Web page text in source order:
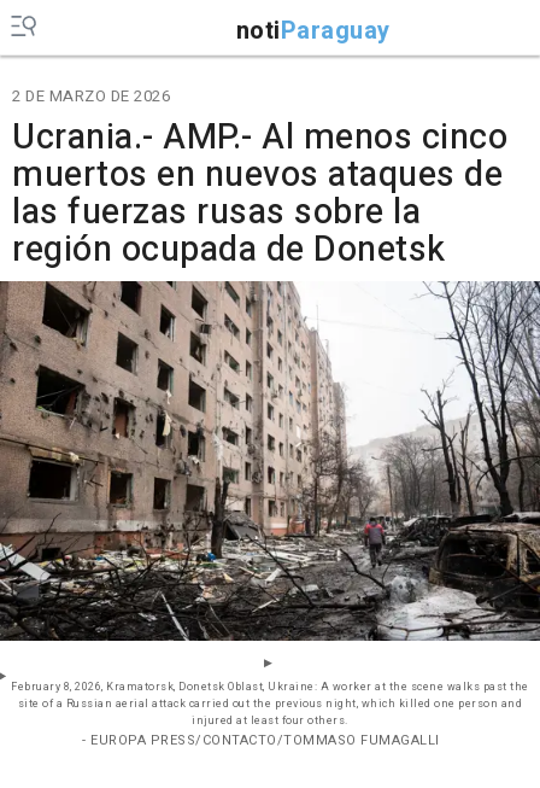
notiParaguay
2 DE MARZO DE 2026
Ucrania.- AMP.- Al menos cinco
muertos en nuevos ataques de
las fuerzas rusas sobre la
región ocupada de Donetsk
February 8, 2026, Kramatorsk, Donetsk Oblast, Ukraine: A worker at the scene walks past the
site of a Russian aerial attack carried out the previous night, which killed one person and
injured at least four others.
- EUROPA PRESS/CONTACTO/TOMMASO FUMAGALLI